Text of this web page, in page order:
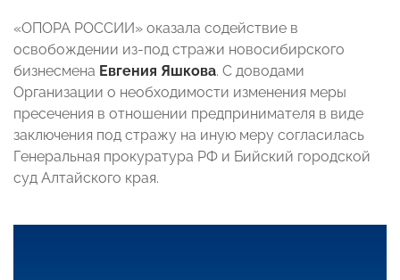
«ОПОРА РОССИИ» оказала содействие в
освобождении из-под стражи новосибирского
бизнесмена Евгения Яшкова. С доводами
Организации о необходимости изменения меры
пресечения в отношении предпринимателя в виде
заключения под стражу на иную меру согласилась
Генеральная прокуратура РФ и Бийский городской
суд Алтайского края.